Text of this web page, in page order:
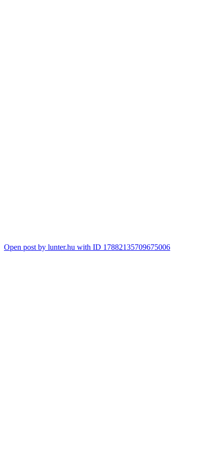
Open post by lunter.hu with ID 17882135709675006